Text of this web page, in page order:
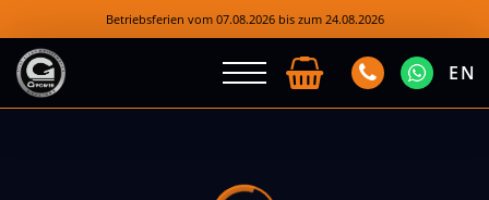
Betriebsferien vom 07.08.2026 bis zum 24.08.2026
EN